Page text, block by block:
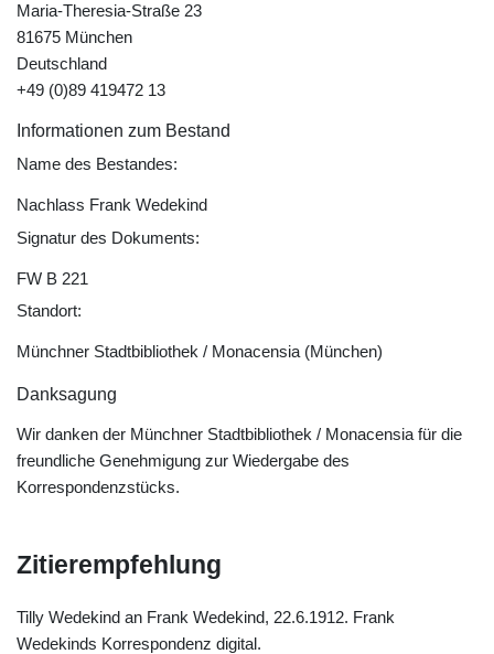
Maria-Theresia-Straße 23
81675 München
Deutschland
+49 (0)89 419472 13
Informationen zum Bestand
Name des Bestandes:
Nachlass Frank Wedekind
Signatur des Dokuments:
FW B 221
Standort:
Münchner Stadtbibliothek / Monacensia (München)
Danksagung
Wir danken der Münchner Stadtbibliothek / Monacensia für die
freundliche Genehmigung zur Wiedergabe des
Korrespondenzstücks.
Zitierempfehlung
Tilly Wedekind an Frank Wedekind, 22.6.1912. Frank
Wedekinds Korrespondenz digital.